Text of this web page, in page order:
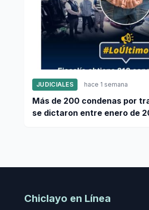
JUDICIALES hace 1 semana
Más de 200 condenas por
se dictaron entre enero de
Chiclayo en Línea